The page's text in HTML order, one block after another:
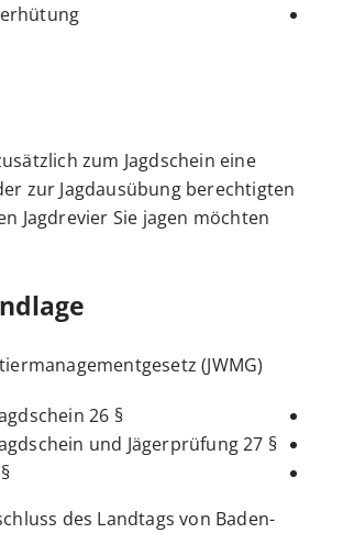
zum Jagdschein eine
zur Jagdausübung berechtigten
Jagdrevier Sie jagen möchten.
(JWMG)
§ 26 Jägerprüfung, Jagdschein
§ 27 Gebühren für Jagdschein und Jägerprüfung
§ 28 Jagdabgabe
des Landtags von Baden-